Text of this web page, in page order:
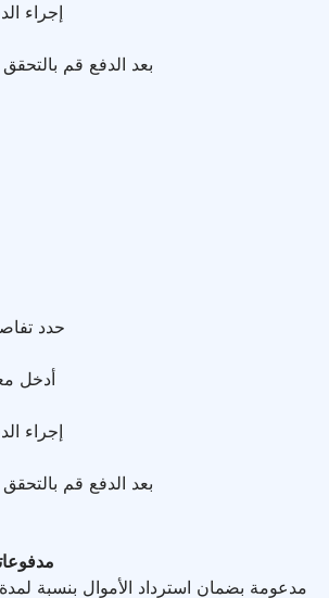
إجراء
بعد الدفع قم
حدد
أدخل
إجراء
بعد الدفع قم